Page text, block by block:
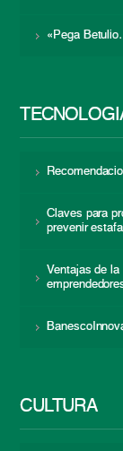
«Pega
Claves para
prevenir
Ventajas de la
CULTURA